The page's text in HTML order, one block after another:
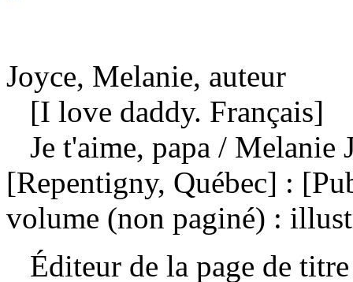
Joyce, Melanie, auteur
[I love daddy. Français]
Je t'aime, papa / Melanie
[Repentigny, Québec] :
volume (non paginé) :
Éditeur de la page de